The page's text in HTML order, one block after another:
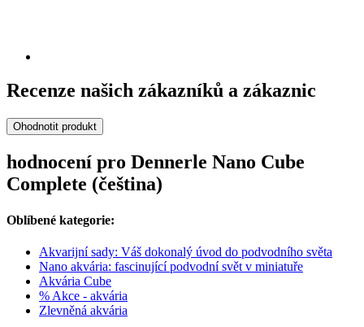
Recenze našich zákazníků a zákaznic
Ohodnotit produkt
hodnocení pro Dennerle Nano Cube
Complete (čeština)
Oblíbené kategorie:
Akvarijní sady: Váš dokonalý úvod do podvodního světa
Nano akvária: fascinující podvodní svět v miniatuře
Akvária Cube
% Akce - akvária
Zlevněná akvária